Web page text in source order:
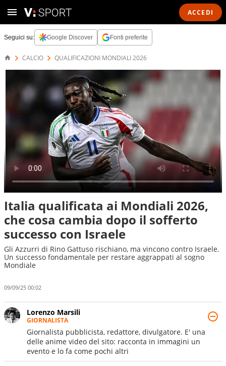
ACCEDI
Seguici su: Google Discover Fonti preferite
CALCIO QUALIFICAZIONI MONDIALI 2026
Italia qualificata ai Mondiali 2026,
che cosa cambia dopo il sofferto
successo con Israele
Gli Azzurri di Rino Gattuso rischiano, ma vincono contro Israele.
Un successo fondamentale per restare aggrappati al sogno
Mondiale
09/09/25 00:02
Lorenzo Marsili
GIORNALISTA
Giornalista pubblicista, redattore, divulgatore. E' una
delle anime video del sito: racconta in immagini un
evento e lo fa come pochi altri